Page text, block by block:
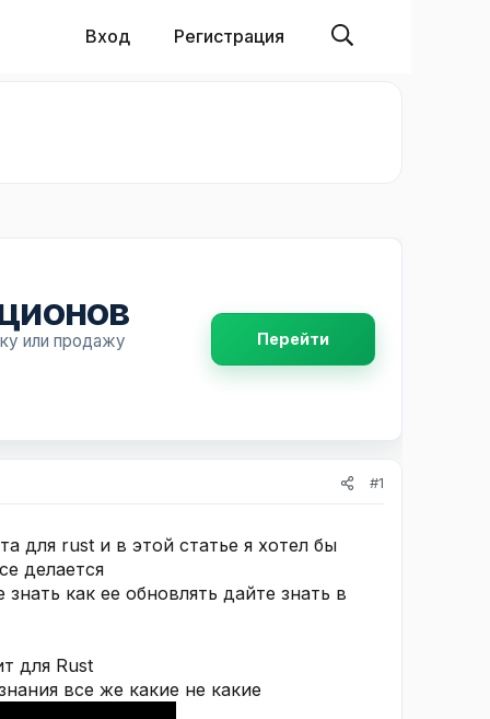
Вход Регистрация
или продажу Перейти
#1
для rust и в этой статье я хотел бы
делается
как ее обновлять дайте знать в
для Rust
все же какие не какие